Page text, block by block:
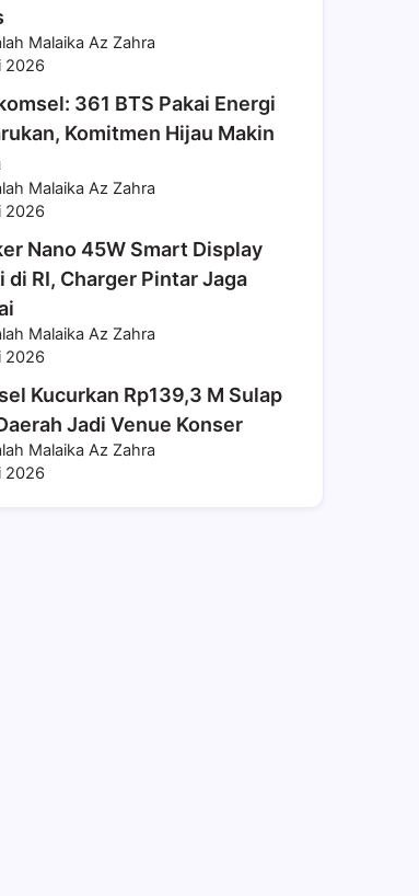
Malaika Az Zahra
2026
361 BTS Pakai Energi
Komitmen Hijau Makin
Malaika Az Zahra
2026
Nano 45W Smart Display
di RI, Charger Pintar Jaga
Malaika Az Zahra
2026
Kucurkan Rp139,3 M Sulap
Jadi Venue Konser
Malaika Az Zahra
2026